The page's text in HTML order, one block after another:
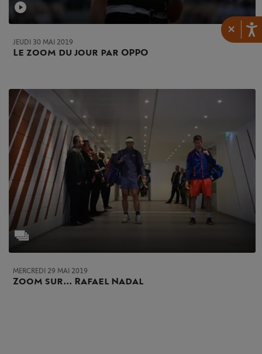
×
JEUDI 30 MAI 2019
Le zoom du jour par OPPO
MERCREDI 29 MAI 2019
Zoom sur... Rafael Nadal